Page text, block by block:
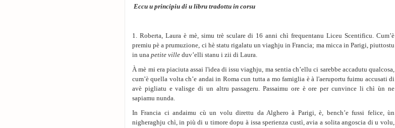
Eccu u principiu di u libru tradottu in corsu
1. Roberta, Laura è mè, simu trè sculare di 16 anni chì frequentanu Liceu Scentificu. Cum’è
premiu pè a prumuzione, ci hè statu rigalatu un viaghju in Francia; ma micca in Parigi, piuttostu
in una petite ville duv’elli stanu i zii di Laura.
À mè mi era piaciuta assai l'idea di issu viaghju, ma sentia ch’ellu ci sarebbe accadutu qualcosa,
cum’è quella volta ch’e andai in Roma cun tutta a mo famiglia è à l'aeruportu fuimu accusati di
avè pigliatu e valisge di un altru passageru. Passaimu ore è ore per cunvince li chì ùn ne
sapiamu nunda.
In Francia ci andaimu cù un volu direttu da Alghero à Parigi, è, bench’e fussi felice, ùn
nigheraghju chì, in più di u timore dopu à issa sperienza custì, avia a solita angoscia di u volu,